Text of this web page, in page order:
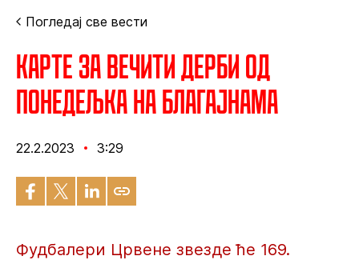
Погледај све вести
Карте за вечити дерби од
понедељка на благајнама
22.2.2023 3:29
Фудбалери Црвене звезде ће 169.